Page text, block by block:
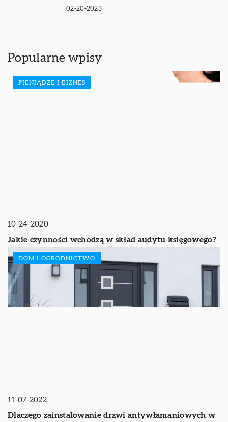
02-20-2023
Popularne wpisy
PIENIĄDZE I BIZNES
10-24-2020
Jakie czynności wchodzą w skład audytu księgowego?
DOM I OGRODNICTWO
11-07-2022
Dlaczego zainstalowanie drzwi antywłamaniowych w